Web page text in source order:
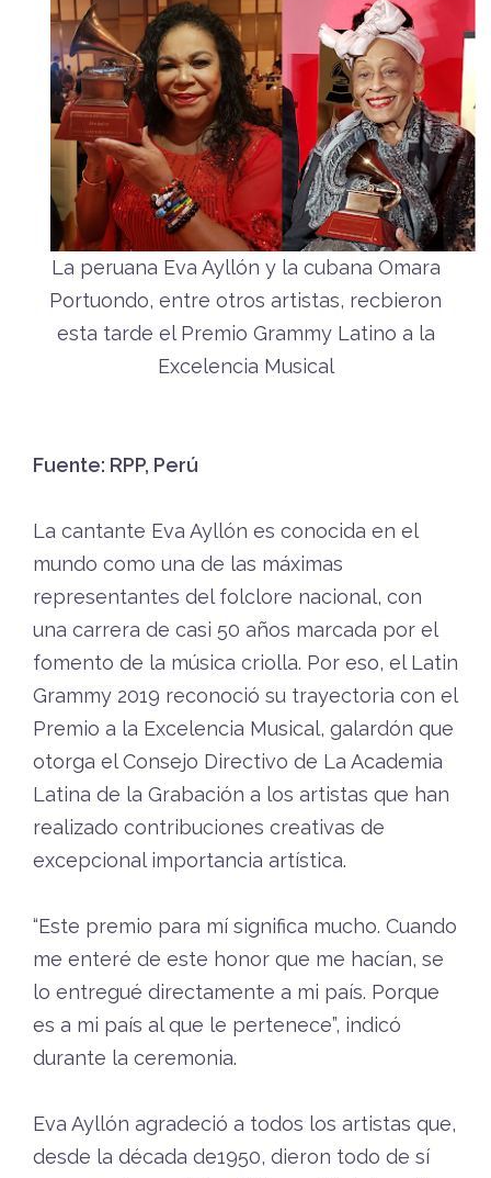
La peruana Eva Ayllón y la cubana Omara
Portuondo, entre otros artistas, recbieron
esta tarde el Premio Grammy Latino a la
Excelencia Musical
Fuente: RPP, Perú
La cantante Eva Ayllón es conocida en el
mundo como una de las máximas
representantes del folclore nacional, con
una carrera de casi 50 años marcada por el
fomento de la música criolla. Por eso, el Latin
Grammy 2019 reconoció su trayectoria con el
Premio a la Excelencia Musical, galardón que
otorga el Consejo Directivo de La Academia
Latina de la Grabación a los artistas que han
realizado contribuciones creativas de
excepcional importancia artística.
“Este premio para mí significa mucho. Cuando
me enteré de este honor que me hacían, se
lo entregué directamente a mi país. Porque
es a mi país al que le pertenece”, indicó
durante la ceremonia.
Eva Ayllón agradeció a todos los artistas que,
desde la década de1950, dieron todo de sí